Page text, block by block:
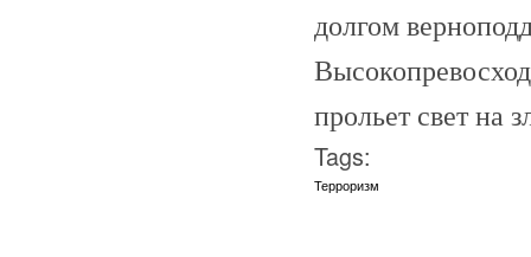
долгом
прольет свет на
Tags:
Терроризм